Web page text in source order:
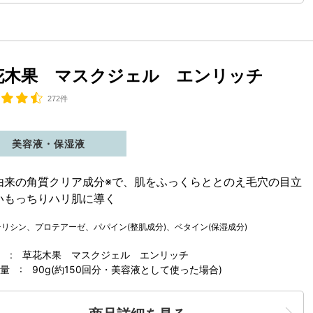
木果 マスクジェル エンリッチ
272件
: 草花木果 マスクジェル エンリッチ
90g(約150回分・美容液として使った場合)
美容液・保湿液
来の角質クリア成分※で、肌をふっくらととのえ毛穴の目立
もっちりハリ肌に導く
シン、プロテアーゼ、パパイン(整肌成分)、ベタイン(保湿成分)